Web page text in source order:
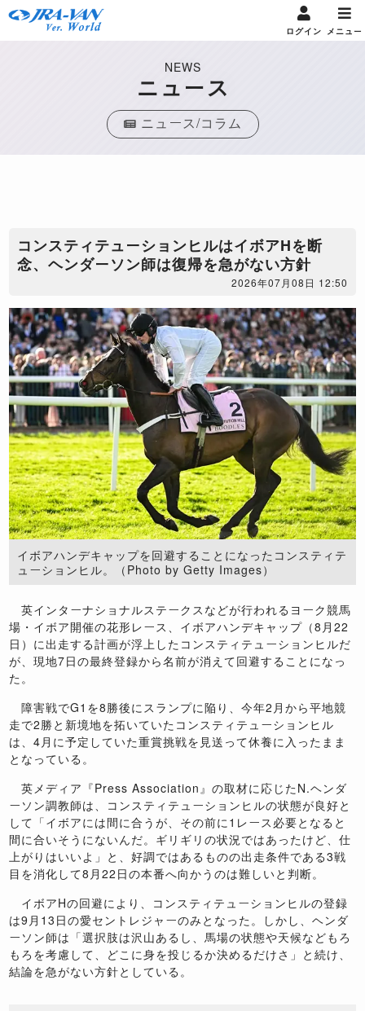
ログイン メニュー
NEWS
ニュース
ニュース/コラム
コンスティテューションヒルはイボアHを断
念、ヘンダーソン師は復帰を急がない方針
2026年07月08日 12:50
イボアハンデキャップを回避することになったコンスティテ
ューションヒル。（Photo by Getty Images）
英インターナショナルステークスなどが行われるヨーク競馬
場・イボア開催の花形レース、イボアハンデキャップ（8 月22
日）に出走する計画が浮上したコンスティテューションヒルだ
が、現地7日の最終登録から名前が消えて回避することになっ
た。
障害戦でG1 を8勝後にスランプに陥り、今年2 月から平地競
走で2勝と新境地を拓いていたコンスティテューションヒル
は、4 月に予定していた重賞挑戦を見送って休養に入ったまま
となっている。
英メディア『Press Association 』の取材に応じた N.ヘンダ
ーソン調教師は、コンスティテューションヒルの状態が良好と
して「イボアには間に合うが、その前に 1 レース必要となると
間に合いそうにないんだ。ギリギリの状況ではあったけど、仕
上がりはいいよ」と、好調ではあるものの出走条件である3戦
目を消化して8 月22 日の本番へ向かうのは難しいと判断。
イボアHの回避により、コンスティテューションヒルの登録
は9 月 13 日の愛セントレジャーのみとなった。しかし、ヘンダ
ーソン師は「選択肢は沢山あるし、馬場の状態や天候などもろ
もろを考慮して、どこに身を投じるか決めるだけさ」と続け、
結論を急がない方針としている。